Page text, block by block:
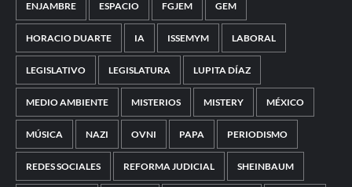
ENJAMBRE ESPACIO FGJEM GEM
HORACIO DUARTE IA ISSEMYM LABORAL
LEGISLATIVO LEGISLATURA LUPITA DÍAZ
MEDIO AMBIENTE MISTERIOS MISTERY MÉXICO
MÚSICA NAZI OVNI PAPA PERIODISMO
REDES SOCIALES REFORMA JUDICIAL SHEINBAUM